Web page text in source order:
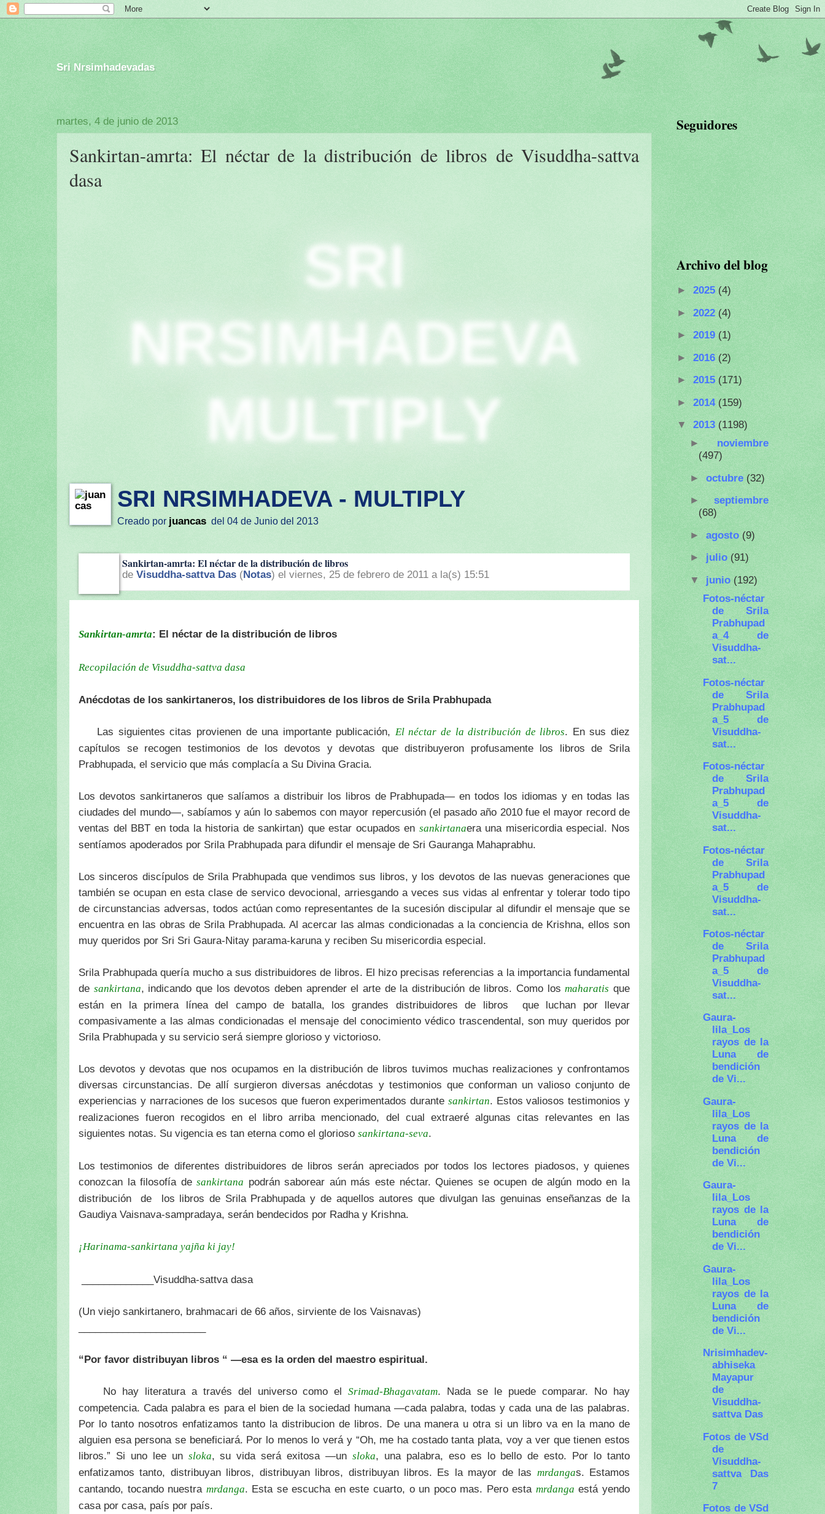
Sri Nrsimhadevadas
martes, 4 de junio de 2013
Sankirtan-amrta: El néctar de la distribución de libros de Visuddha-sattva
dasa
SRI
NRSIMHADEVA
MULTIPLY
SRI NRSIMHADEVA - MULTIPLY
Creado por juancas del 04 de Junio del 2013
Sankirtan-amrta: El néctar de la distribución de libros
de Visuddha-sattva Das (Notas) el viernes, 25 de febrero de 2011 a la(s) 15:51
Sankirtan-amrta: El néctar de la distribución de libros
Recopilación de Visuddha-sattva dasa
Anécdotas de los sankirtaneros, los distribuidores de los libros de Srila Prabhupada
Las siguientes citas provienen de una importante publicación, El néctar de la distribución de libros. En sus diez
capítulos se recogen testimonios de los devotos y devotas que distribuyeron profusamente los libros de Srila
Prabhupada, el servicio que más complacía a Su Divina Gracia.
Los devotos sankirtaneros que salíamos a distribuir los libros de Prabhupada— en todos los idiomas y en todas las
ciudades del mundo—, sabíamos y aún lo sabemos con mayor repercusión (el pasado año 2010 fue el mayor record de
ventas del BBT en toda la historia de sankirtan) que estar ocupados en sankirtanaera una misericordia especial. Nos
sentíamos apoderados por Srila Prabhupada para difundir el mensaje de Sri Gauranga Mahaprabhu.
Los sinceros discípulos de Srila Prabhupada que vendimos sus libros, y los devotos de las nuevas generaciones que
también se ocupan en esta clase de servico devocional, arriesgando a veces sus vidas al enfrentar y tolerar todo tipo
de circunstancias adversas, todos actúan como representantes de la sucesión discipular al difundir el mensaje que se
encuentra en las obras de Srila Prabhupada. Al acercar las almas condicionadas a la conciencia de Krishna, ellos son
muy queridos por Sri Sri Gaura-Nitay parama-karuna y reciben Su misericordia especial.
Srila Prabhupada quería mucho a sus distribuidores de libros. El hizo precisas referencias a la importancia fundamental
de sankirtana, indicando que los devotos deben aprender el arte de la distribución de libros. Como losmaharatis que
están en la primera línea del campo de batalla, los grandes distribuidores de libros que luchan por llevar
compasivamente a las almas condicionadas el mensaje del conocimiento védico trascendental, son muy queridos por
Srila Prabhupada y su servicio será siempre glorioso y victorioso.
Los devotos y devotas que nos ocupamos en la distribución de libros tuvimos muchas realizaciones y confrontamos
diversas circunstancias. De allí surgieron diversas anécdotas y testimonios que conforman un valioso conjunto de
experiencias y narraciones de los sucesos que fueron experimentados durante sankirtan. Estos valiosos testimonios y
realizaciones fueron recogidos en el libro arriba mencionado, del cual extraeré algunas citas relevantes en las
siguientes notas. Su vigencia es tan eterna como el glorioso sankirtana-seva.
Los testimonios de diferentes distribuidores de libros serán apreciados por todos los lectores piadosos, y quienes
conozcan la filosofía desankirtana podrán saborear aún más este néctar. Quienes se ocupen de algún modo en la
distribución de los libros de Srila Prabhupada y de aquellos autores que divulgan las genuinas enseñanzas de la
Gaudiya Vaisnava-sampradaya, serán bendecidos por Radha y Krishna.
¡Harinama-sankirtana yajña ki jay!
_____________Visuddha-sattva dasa
(Un viejo sankirtanero, brahmacari de 66 años, sirviente de los Vaisnavas)
“Por favor distribuyan libros “ —esa es la orden del maestro espiritual.
No hay literatura a través del universo como elSrimad-Bhagavatam. Nada se le puede comparar. No hay
competencia. Cada palabra es para el bien de la sociedad humana —cada palabra, todas y cada una de las palabras.
Por lo tanto nosotros enfatizamos tanto la distribucion de libros. De una manera u otra si un libro va en la mano de
alguien esa persona se beneficiará. Por lo menos lo verá y “Oh, me ha costado tanta plata, voy a ver que tienen estos
libros.” Si uno lee un sloka, su vida será exitosa —unsloka, una palabra, eso es lo bello de esto. Por lo tanto
enfatizamos tanto, distribuyan libros, distribuyan libros, distribuyan libros. Es la mayor de las mrdangas. Estamos
cantando, tocando nuestra mrdanga. Esta se escucha en este cuarto, o un poco mas. Pero esta mrdanga está yendo
casa por casa, país por país.
Seguidores
Archivo del blog
► 2025 (4)
► 2022 (4)
► 2019 (1)
► 2016 (2)
► 2015 (171)
► 2014 (159)
▼ 2013 (1198)
► noviembre
(497)
► octubre (32)
► septiembre
(68)
► agosto (9)
► julio (91)
▼ junio (192)
Fotos-néctar
de Srila
Prabhupad
a_4 de
Visuddha-
sat...
Fotos-néctar
de Srila
Prabhupad
a_5 de
Visuddha-
sat...
Fotos-néctar
de Srila
Prabhupad
a_5 de
Visuddha-
sat...
Fotos-néctar
de Srila
Prabhupad
a_5 de
Visuddha-
sat...
Fotos-néctar
de Srila
Prabhupad
a_5 de
Visuddha-
sat...
Gaura-
lila_Los
rayos de la
Luna de
bendición
de Vi...
Gaura-
lila_Los
rayos de la
Luna de
bendición
de Vi...
Gaura-
lila_Los
rayos de la
Luna de
bendición
de Vi...
Gaura-
lila_Los
rayos de la
Luna de
bendición
de Vi...
Nrisimhadev-
abhiseka
Mayapur
de
Visuddha-
sattva Das
Fotos de VSd
de
Visuddha-
sattva Das
7
Fotos de VSd